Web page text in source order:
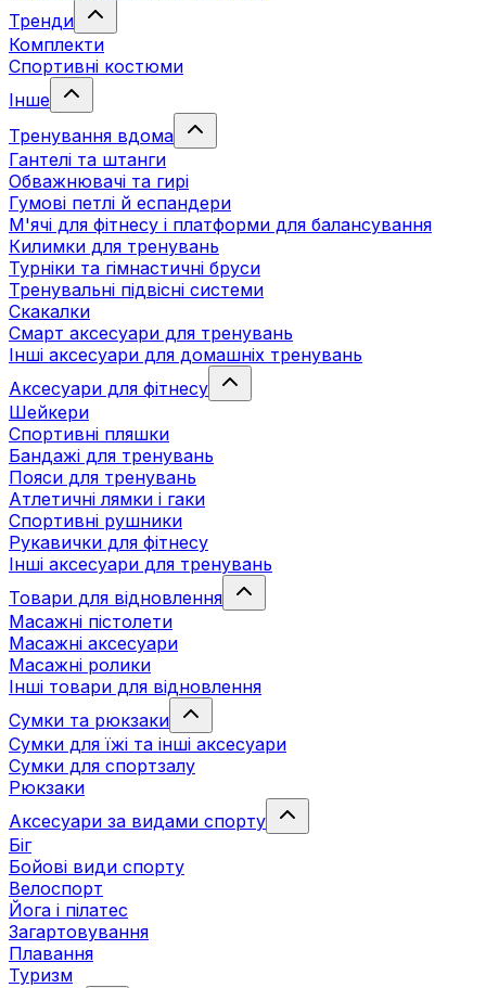
Тренди
Комплекти
Спортивні костюми
Інше
Тренування вдома
Гантелі та штанги
Обважнювачі та гирі
Гумові петлі й еспандери
М'ячі для фітнесу і платформи для балансування
Килимки для тренувань
Турніки та гімнастичні бруси
Тренувальні підвісні системи
Скакалки
Смарт аксесуари для тренувань
Інші аксесуари для домашніх тренувань
Аксесуари для фітнесу
Шейкери
Спортивні пляшки
Бандажі для тренувань
Пояси для тренувань
Атлетичні лямки і гаки
Спортивні рушники
Рукавички для фітнесу
Інші аксесуари для тренувань
Товари для відновлення
Масажні пістолети
Масажні аксесуари
Масажні ролики
Інші товари для відновлення
Сумки та рюкзаки
Сумки для їжі та інші аксесуари
Сумки для спортзалу
Рюкзаки
Аксесуари за видами спорту
Біг
Бойові види спорту
Велоспорт
Йога і пілатес
Загартовування
Плавання
Туризм